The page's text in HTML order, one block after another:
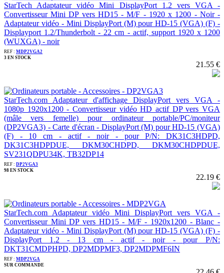
StarTech Adaptateur vidéo Mini DisplayPort 1.2 vers VGA -
Convertisseur Mini DP vers HD15 - M/F - 1920 x 1200 - Noir -
Adaptateur vidéo - Mini DisplayPort (M) pour HD-15 (VGA) (F) -
Displayport 1.2/Thunderbolt - 22 cm - actif, support 1920 x 1200
(WUXGA) - noir
REF : MDP2VGA2
3 EN STOCK
21.55 €
StarTech.com Adaptateur d'affichage DisplayPort vers VGA -
1080p 1920x1200 - Convertisseur vidéo HD actif DP vers VGA
(mâle vers femelle) pour ordinateur portable/PC/moniteur
(DP2VGA3) - Carte d'écran - DisplayPort (M) pour HD-15 (VGA)
(F) - 10 cm - actif - noir - pour P/N: DK31C3HDPD,
DK31C3HDPDUE, DKM30CHDPD, DKM30CHDPDUE,
SV231QDPU34K, TB32DP14
REF : DP2VGA3
98 EN STOCK
22.19 €
StarTech.com Adaptateur vidéo Mini DisplayPort vers VGA -
Convertisseur Mini DP vers HD15 - M/F - 1920x1200 - Blanc -
Adaptateur vidéo - Mini DisplayPort (M) pour HD-15 (VGA) (F) -
DisplayPort 1.2 - 13 cm - actif - noir - pour P/N:
DKT31CMDPHPD, DP2MDPMF3, DP2MDPMF6IN
REF : MDP2VGA
SUR COMMANDE